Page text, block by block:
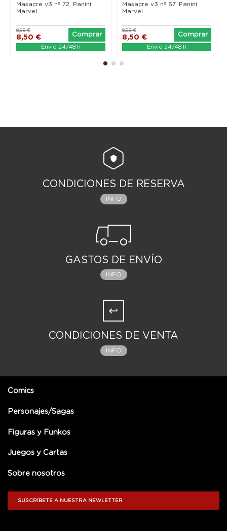
Masacre v3 nº 72. Panini
Marvel
8,50 €
8,95 €
Comprar
Envío 24/48 h
Masacre v3 nº 67. Panini
Marvel
8,50 €
8,95 €
Comprar
Envío 24/48 h
CONDICIONES DE RESERVA
INFO
GASTOS DE ENVÍO
INFO
CONDICIONES DE VENTA
INFO
Comics
Personajes/Sagas
Figuras y Funkos
Juegos y Cartas
Sobre nosotros
SUSCRÍBETE A NUESTRA NEWLETTER